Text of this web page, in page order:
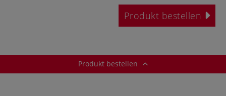
Produkt bestellen
Produkt bestellen